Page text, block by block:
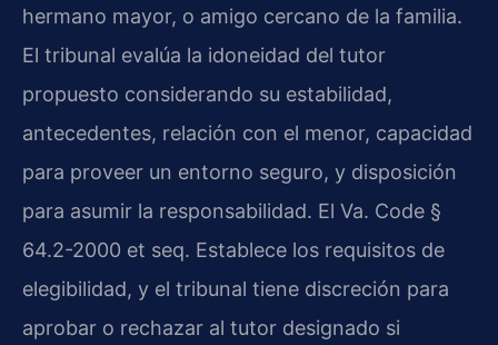
hermano mayor, o amigo cercano de la familia.
El tribunal evalúa la idoneidad del tutor
propuesto considerando su estabilidad,
antecedentes, relación con el menor, capacidad
para proveer un entorno seguro, y disposición
para asumir la responsabilidad. El Va. Code §
64.2-2000 et seq. Establece los requisitos de
elegibilidad, y el tribunal tiene discreción para
aprobar o rechazar al tutor designado si